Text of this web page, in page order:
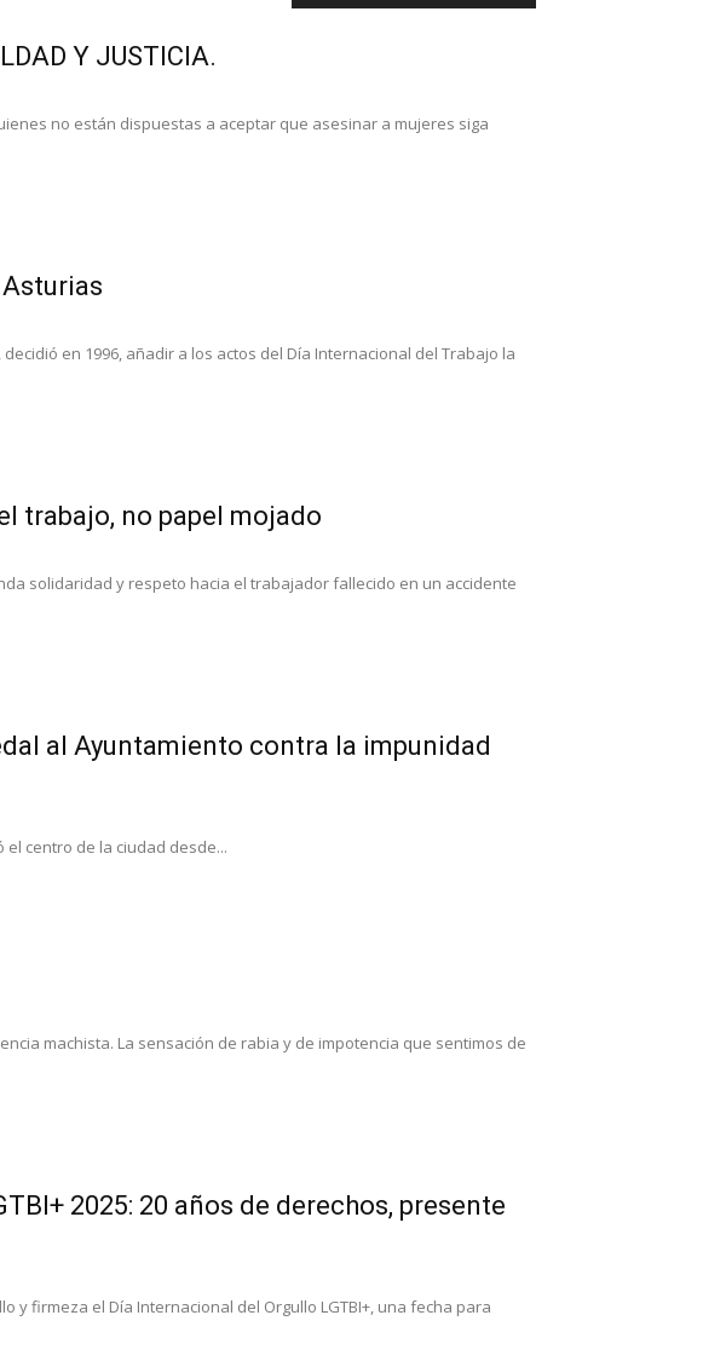
Y JUSTICIA.
no están dispuestas a aceptar que asesinar a mujeres siga
en 1996, añadir a los actos del Día Internacional del Trabajo la
trabajo, no papel mojado
solidaridad y respeto hacia el trabajador fallecido en un accidente
al Ayuntamiento contra la impunidad
centro de la ciudad desde...
machista. La sensación de rabia y de impotencia que sentimos de
2025: 20 años de derechos, presente
y firmeza el Día Internacional del Orgullo LGTBI+, una fecha para